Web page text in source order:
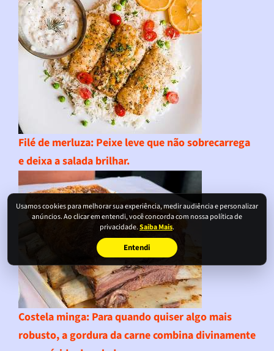
Usamos cookies para melhorar sua experiência, medir audiência e personalizar
anúncios. Ao clicar em entendi, você concorda com nossa política de
privacidade.Saiba Mais.
Entendi
Filé de merluza: Peixe leve que não sobrecarrega
e deixa a salada brilhar.
Costela minga: Para quando quiser algo mais
robusto, a gordura da carne combina divinamente